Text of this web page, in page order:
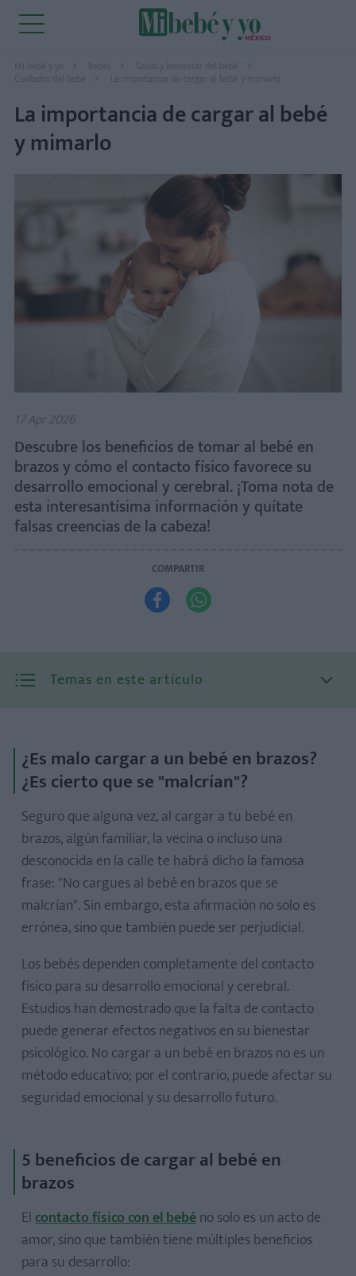
Mi bebé y yo Bebés
Salud y bienestar del bebé
La importancia de cargar al bebé y mimarlo
La importancia de cargar al bebé
y mimarlo
17 Apr 2026
Descubre los beneficios de tomar al bebé en
brazos y cómo el contacto físico favorece su
desarrollo emocional y cerebral. ¡Toma nota de
esta interesantísima información y quítate
falsas creencias de la cabeza!
COMPARTIR
 
Temas en este artículo
Cómo agarrar a un bebé recién nacido
Cómo agarrar a un bebé cuando ya aguanta la cabeza
¿Es malo cargar al bebé en brazos cada vez que llora?
¿Hasta qué edad es recomendable cargar al bebé?
¿Es malo cargar a un bebé en brazos?
¿Es cierto que se "malcrían"?
Seguro que alguna vez, al cargar a tu bebé en
brazos, algún familiar, la vecina o incluso una
desconocida en la calle te habrá dicho la famosa
frase: "No cargues al bebé en brazos que se
malcrían". Sin embargo, esta afirmación no solo es
errónea, sino que también puede ser perjudicial.
Los bebés dependen completamente del contacto
físico para su desarrollo emocional y cerebral.
Estudios han demostrado que la falta de contacto
puede generar efectos negativos en su bienestar
psicológico. No cargar a un bebé en brazos no es un
método educativo; por el contrario, puede afectar su
seguridad emocional y su desarrollo futuro.
5 beneficios de cargar al bebé en
brazos
Elcontacto físico con el bebéno solo es un acto de
amor, sino que también tiene múltiples beneficios
para su desarrollo: